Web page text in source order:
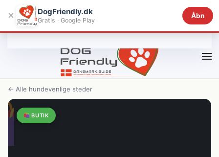
Gå til hovedindhold
× DogFriendly.dk
Gratis · Google Play
Åbn
← Alle hundevenlige steder
BUTIK